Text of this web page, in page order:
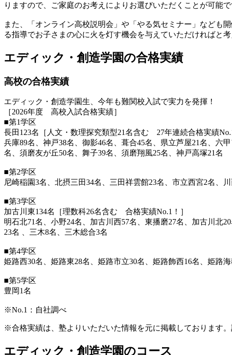
りますので、ご家庭のお考えによりお選びいただくことが可能で
また、「オンライン高校説明会」や「やる気セミナー」なども
る指導でお子さまの心に火を灯す機会を与えていただければと考
エディック・創造学園の合格実績
高校の合格実績
エディック・創造学園生、今年も難関校入試で実力を発揮！
［2026年度 高校入試合格実績］
■第1学区
長田123名［人文・数理探究類型21名含む 27年連続合格実績
兵庫89名、神戸38名、御影46名、葺合45名、県立芦屋21名、六
名、須磨友が丘50名、舞子39名、須磨翔風25名、神戸高塚21名
■第2学区
尼崎稲園3名、北摂三田34名、三田祥雲館23名、市立西宮2名、
■第3学区
加古川東134名［理数科26名含む 合格実績No.1！］
明石北71名、小野24名、加古川西57名、東播磨27名、加古川北
23名 、三木8名、三木総合3名
■第4学区
姫路西30名、姫路東28名、姫路市立30名、姫路飾西16名、姫路海
■第5学区
豊岡1名
※No.1：自社調べ
※合格実績は、塾よりいただいた情報を元に掲載しております。
エディック・創造学園のコース